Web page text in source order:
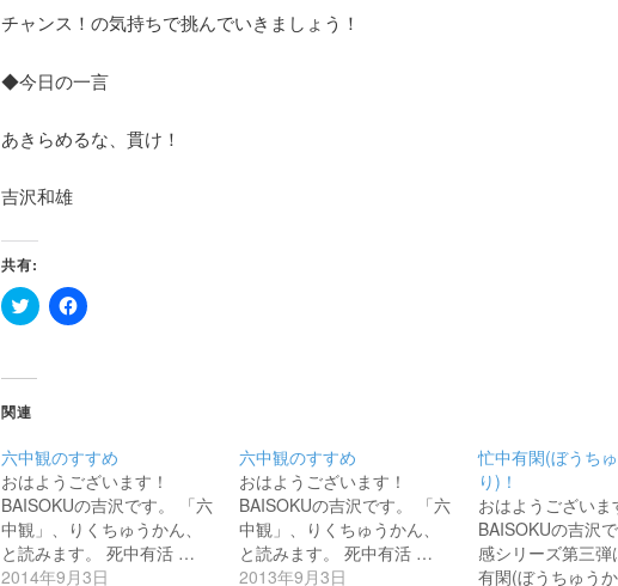
チャンス！の気持ちで挑んでいきましょう！
◆今日の一言
あきらめるな、貫け！
吉沢和雄
共有:
ク
リ
て
で
(新
し
い
ウ
ィ
ン
ド
ウ
Facebook
で
ッ
ク
し
て
く
だ
さ
い
関連
六中観のすすめ
おはようございます！
BAISOKUの吉沢です。 「六
中観」、りくちゅうかん、
と読みます。 死中有活 …
2014年9月3日
六中観のすすめ
おはようございます！
BAISOKUの吉沢です。 「六
中観」、りくちゅうかん、
と読みます。 死中有活 …
2013年9月3日
忙中有閑(ぼうち
り)！
おはようございま
BAISOKUの吉沢
感シリーズ第三弾
有閑(ぼうちゅう